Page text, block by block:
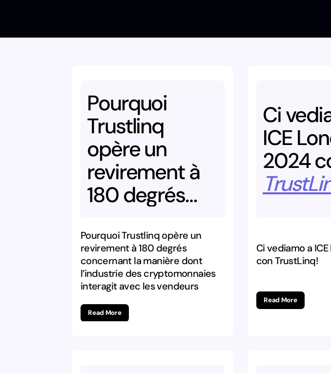
Pourquoi
Trustlinq
opèreun
revirement à
180degrés
manièredont
l’industriedes
cryptomonnaies
interagit
Pourquoi Trustlinq opère un
revirement à 180 degrés
concernant la manière dont
l’industrie des cryptomonnaies
interagit avec les vendeurs
Read More
Ci
ICE
2024
Ci vediamo a
con TrustLinq!
Read More